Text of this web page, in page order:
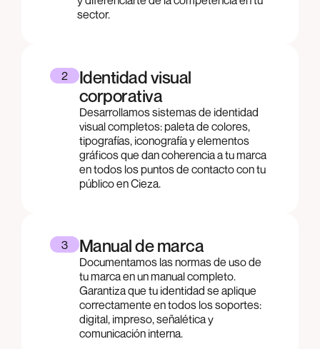
sector.
2
Identidad visual
corporativa
Desarrollamos sistemas de identidad
visual completos: paleta de colores,
tipografías, iconografía y elementos
gráficos que dan coherencia a tu marca
en todos los puntos de contacto con tu
público en Cieza.
3 Manual de marca
Documentamos las normas de uso de
tu marca en un manual completo.
Garantiza que tu identidad se aplique
correctamente en todos los soportes:
digital, impreso, señalética y
comunicación interna.